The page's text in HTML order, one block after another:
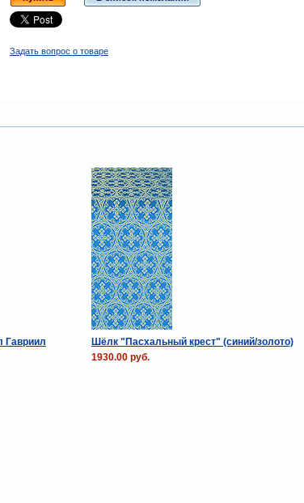
Задать вопрос о товаре
Гавриил Шёлк "Пасхальный крест" (синий/золото)
1930.00 руб.